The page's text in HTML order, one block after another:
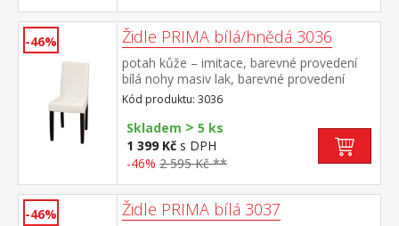
-46% Židle PRIMA bílá/hnědá 3036
potah kůže – imitace, barevné provedení
bílá nohy masiv lak, barevné provedení
tmavě hnědá výška sedu 47 cm,
doporučená nosnost do 120 kg
Kód produktu: 3036
Skladem > 5 ks
1 399 Kč s DPH
-46% 2 595 Kč **
-46% Židle PRIMA bílá 3037